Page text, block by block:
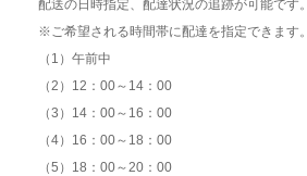
配送の日時指定、配達状況の追跡が可能です。
※ご希望される時間帯に配達を指定できます。
（1）午前中
（2）12：00～14：00
（3）14：00～16：00
（4）16：00～18：00
（5）18：00～20：00